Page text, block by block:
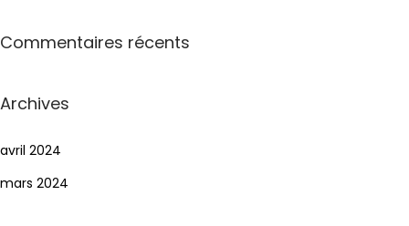
Commentaires récents
Archives
avril 2024
mars 2024